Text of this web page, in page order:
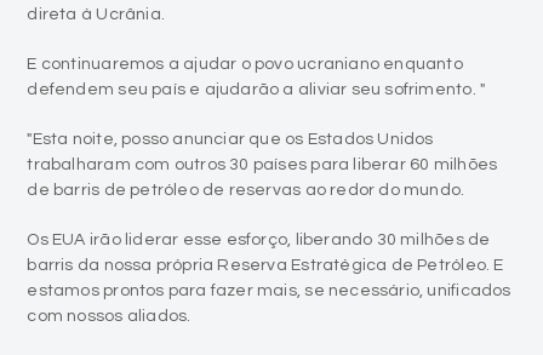
direta à Ucrânia.
E continuaremos a ajudar o povo ucraniano enquanto
defendem seu país e ajudarão a aliviar seu sofrimento. "
"Esta noite, posso anunciar que os Estados Unidos
trabalharam com outros 30 países para liberar 60 milhões
de barris de petróleo de reservas ao redor do mundo.
Os EUA irão liderar esse esforço, liberando 30 milhões de
barris da nossa própria Reserva Estratégica de Petróleo. E
estamos prontos para fazer mais, se necessário, unificados
com nossos aliados.